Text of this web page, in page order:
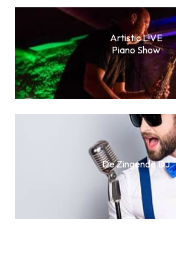
Artistic L!VE
Piano Show
De Zingende DJ